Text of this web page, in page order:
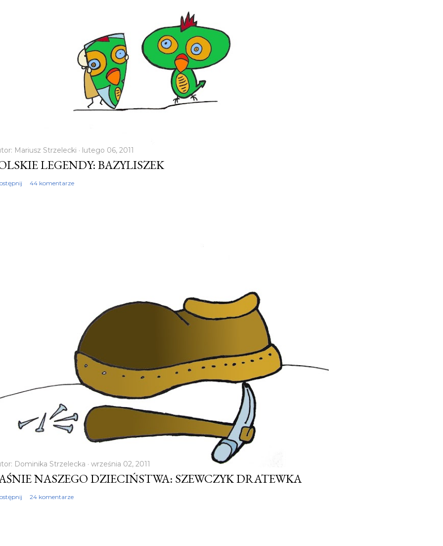
Mariusz Strzelecki lutego 06, 2011
LEGENDY: BAZYLISZEK
44 komentarze
Dominika Strzelecka września 02, 2011
NASZEGO DZIECIŃSTWA: SZEWCZYK DRATEWKA
24 komentarze